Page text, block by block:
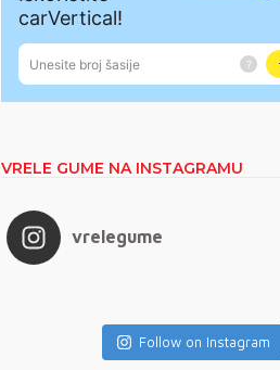
VRELE GUME NA INSTAGRAMU
vrelegume
Follow on Instagram